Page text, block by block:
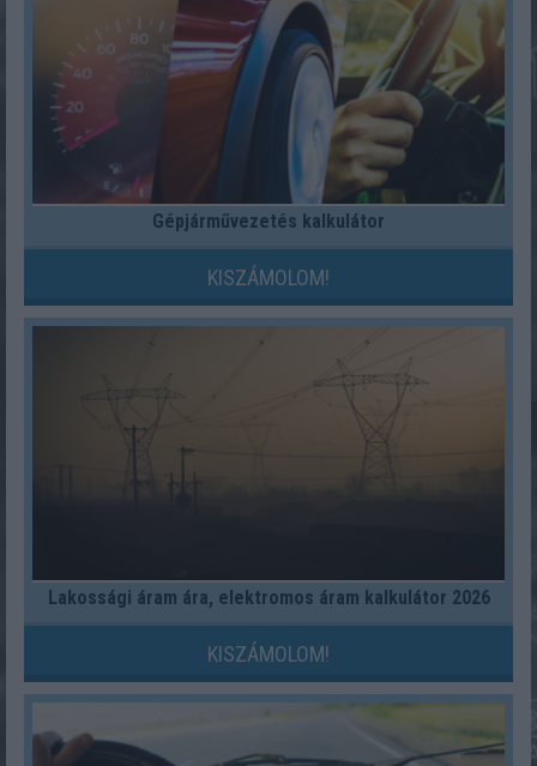
Gépjárművezetés kalkulátor
KISZÁMOLOM!
Lakossági áram ára, elektromos áram kalkulátor 2026
KISZÁMOLOM!